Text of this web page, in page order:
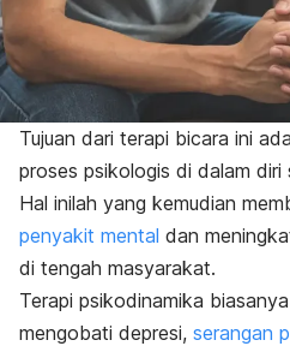
Tujuan dari terapi bicara ini
proses psikologis di dalam diri
Hal inilah yang kemudian
penyakit mental dan
di tengah masyarakat.
Terapi psikodinamika
mengobati depresi, serangan